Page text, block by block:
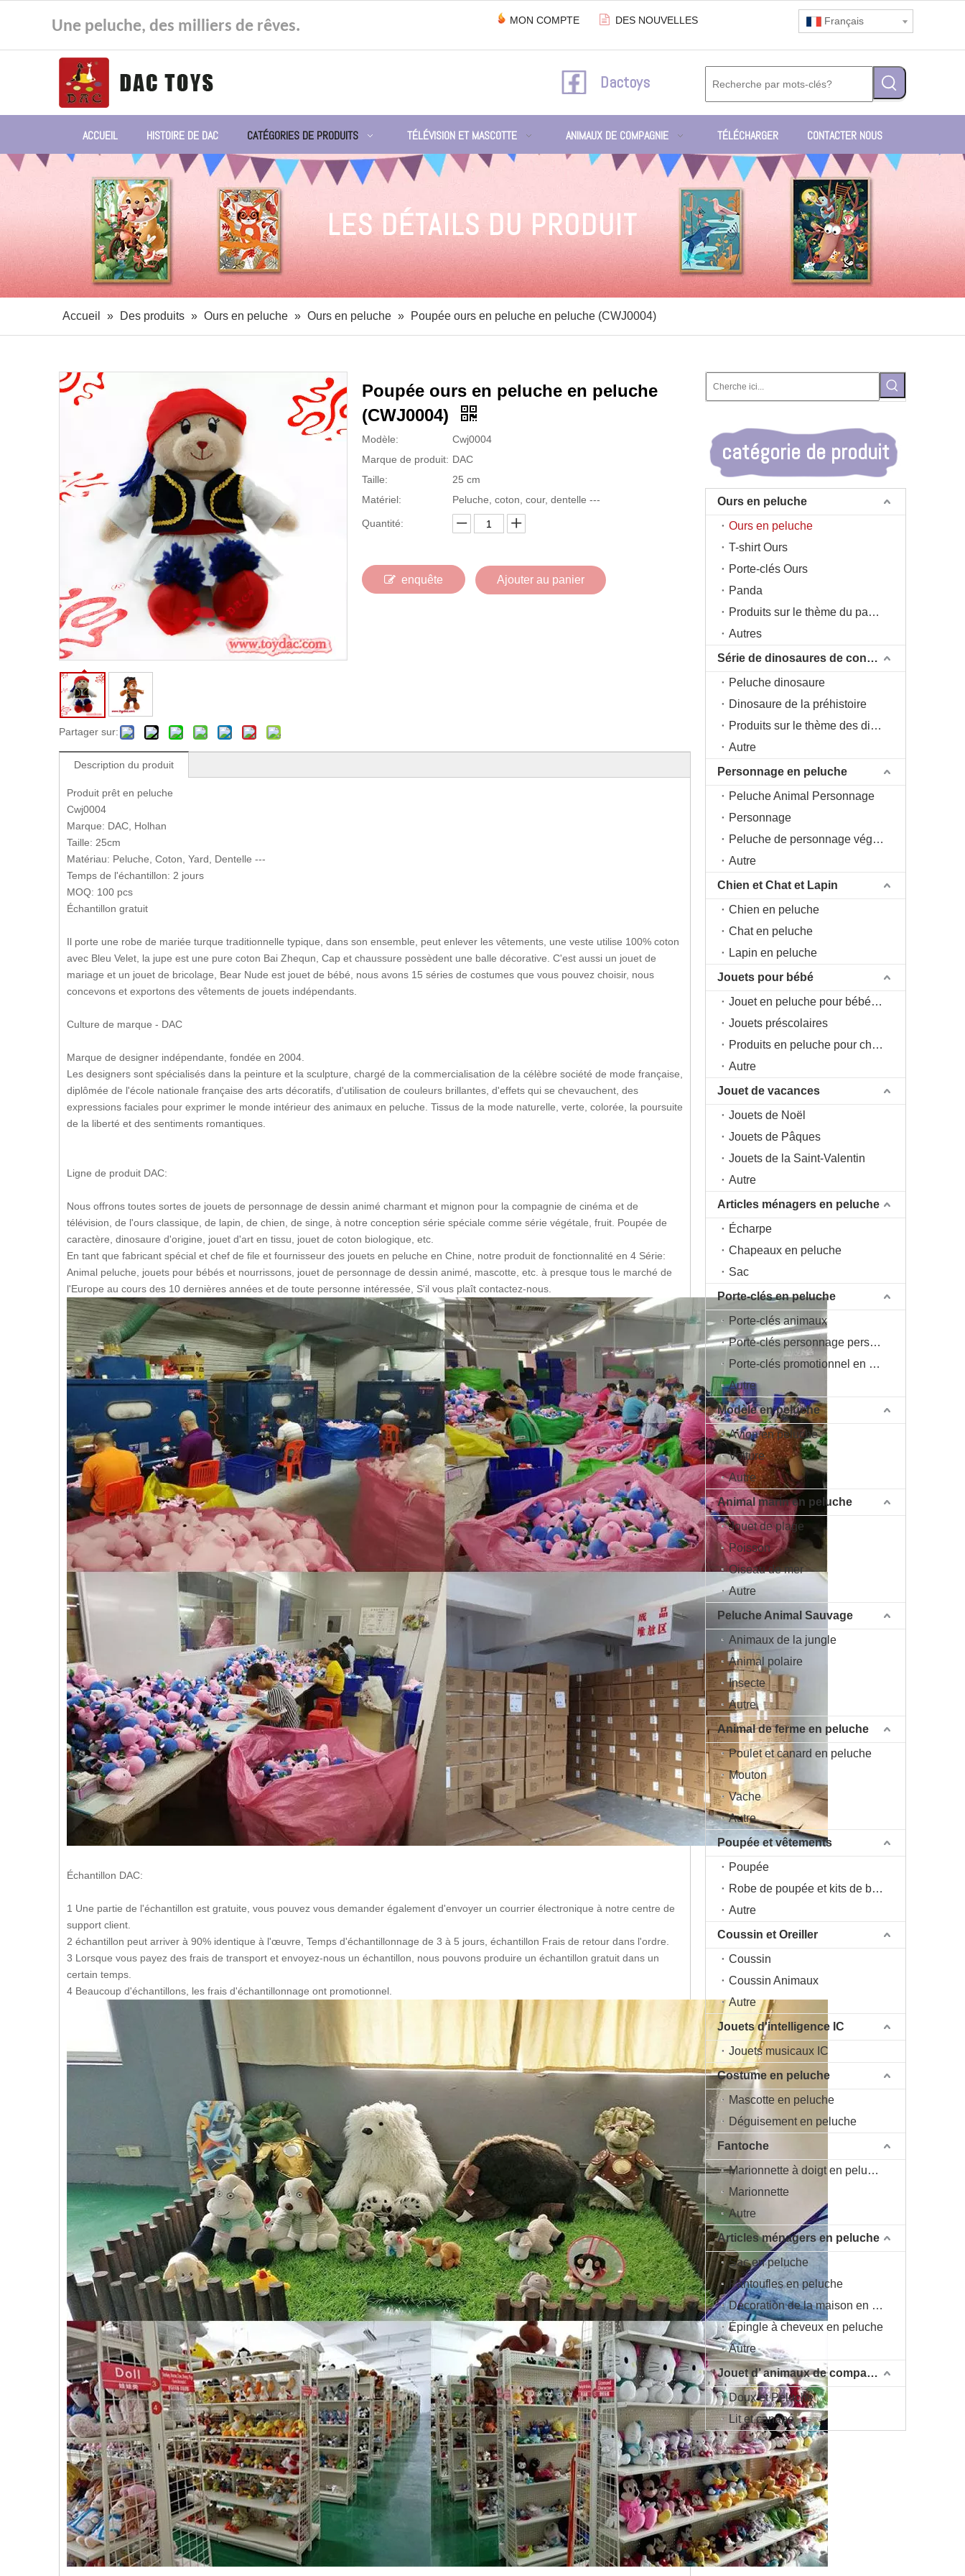
Une peluche, des milliers de rêves. MON COMPTE  DES NOUVELLES Français
Dactoys
ACCUEIL HISTOIRE DE DAC CATÉGORIES DE PRODUITS TÉLÉVISION ET MASCOTTE ANIMAUX DE COMPAGNIE TÉLÉCHARGER CONTACTER NOUS
LES DÉTAILS DU PRODUIT
Accueil » Des produits » Ours en peluche » Ours en peluche » Poupée ours en peluche en peluche (CWJ0004)
Partager sur:
Poupée ours en peluche en peluche
(CWJ0004)
Modèle:
Cwj0004
Marque de produit: DAC
Taille:
25 cm
Matériel:
Peluche, coton, cour, dentelle ---
Quantité:
enquête Ajouter au panier
Description du produit
Produit prêt en peluche
Cwj0004
Marque: DAC, Holhan
Taille: 25cm
Matériau: Peluche, Coton, Yard, Dentelle ---
Temps de l'échantillon: 2 jours
MOQ: 100 pcs
Échantillon gratuit
Il porte une robe de mariée turque traditionnelle typique, dans son ensemble, peut enlever les vêtements, une veste utilise 100% coton
avec Bleu Velet, la jupe est une pure coton Bai Zhequn, Cap et chaussure possèdent une balle décorative. C'est aussi un jouet de
mariage et un jouet de bricolage, Bear Nude est jouet de bébé, nous avons 15 séries de costumes que vous pouvez choisir, nous
concevons et exportons des vêtements de jouets indépendants.
Culture de marque - DAC
Marque de designer indépendante, fondée en 2004.
Les designers sont spécialisés dans la peinture et la sculpture, chargé de la commercialisation de la célèbre société de mode française,
diplômée de l'école nationale française des arts décoratifs, d'utilisation de couleurs brillantes, d'effets qui se chevauchent, des
expressions faciales pour exprimer le monde intérieur des animaux en peluche. Tissus de la mode naturelle, verte, colorée, la poursuite
de la liberté et des sentiments romantiques.
Ligne de produit DAC:
Nous offrons toutes sortes de jouets de personnage de dessin animé charmant et mignon pour la compagnie de cinéma et de
télévision, de l'ours classique, de lapin, de chien, de singe, à notre conception série spéciale comme série végétale, fruit. Poupée de
caractère, dinosaure d'origine, jouet d'art en tissu, jouet de coton biologique, etc.
En tant que fabricant spécial et chef de file et fournisseur des jouets en peluche en Chine, notre produit de fonctionnalité en 4 Série:
Animal peluche, jouets pour bébés et nourrissons, jouet de personnage de dessin animé, mascotte, etc. à presque tous le marché de
l'Europe au cours des 10 dernières années et de toute personne intéressée, S'il vous plaît contactez-nous.
Échantillon DAC:
1 Une partie de l'échantillon est gratuite, vous pouvez vous demander également d'envoyer un courrier électronique à notre centre de
support client.
2 échantillon peut arriver à 90% identique à l'œuvre, Temps d'échantillonnage de 3 à 5 jours, échantillon Frais de retour dans l'ordre.
3 Lorsque vous payez des frais de transport et envoyez-nous un échantillon, nous pouvons produire un échantillon gratuit dans un
certain temps.
4 Beaucoup d'échantillons, les frais d'échantillonnage ont promotionnel.
catégorie de produit
Ours en peluche
Ours en peluche
T-shirt Ours
Porte-clés Ours
Panda
Produits sur le thème du panda
Autres
Série de dinosaures de conception originale DAC
Peluche dinosaure
Dinosaure de la préhistoire
Produits sur le thème des dinosaures
Autre
Personnage en peluche
Peluche Animal Personnage
Personnage
Peluche de personnage végétal
Autre
Chien et Chat et Lapin
Chien en peluche
Chat en peluche
Lapin en peluche
Jouets pour bébé
Jouet en peluche pour bébé 0+
Jouets préscolaires
Produits en peluche pour chambre d'enfant
Autre
Jouet de vacances
Jouets de Noël
Jouets de Pâques
Jouets de la Saint-Valentin
Autre
Articles ménagers en peluche
Écharpe
Chapeaux en peluche
Sac
Porte-clés en peluche
Porte-clés animaux
Porte-clés personnage personnage
Porte-clés promotionnel en peluche
Autre
Modèle en peluche
Avion en peluche
Voiture
Autre
Animal marin en peluche
Jouet de plage
Poisson
Oiseau de mer
Autre
Peluche Animal Sauvage
Animaux de la jungle
Animal polaire
Insecte
Autre
Animal de ferme en peluche
Poulet et canard en peluche
Mouton
Vache
Autre
Poupée et vêtements
Poupée
Robe de poupée et kits de bricolage
Autre
Coussin et Oreiller
Coussin
Coussin Animaux
Autre
Jouets d'intelligence IC
Jouets musicaux IC
Costume en peluche
Mascotte en peluche
Déguisement en peluche
Fantoche
Marionnette à doigt en peluche
Marionnette
Autre
Articles ménagers en peluche
Sac en peluche
Pantoufles en peluche
Décoration de la maison en peluche
Épingle à cheveux en peluche
Autre
Jouet d’ animaux de compagnie
Doux et Peluche
Lit et canapé